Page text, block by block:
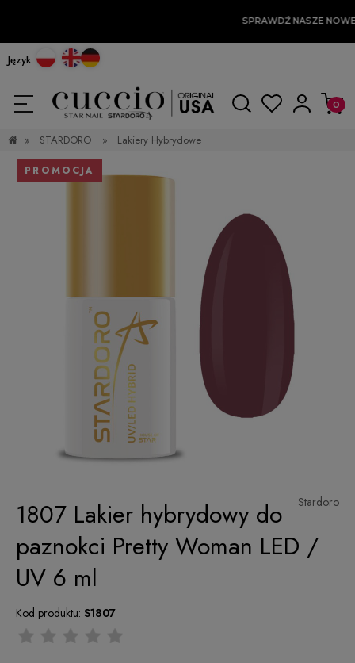
SPRAWDŹ NASZE
Język:
» STARDORO » Lakiery Hybrydowe
PROMOCJA
Stardoro
1807 Lakier hybrydowy do
paznokci Pretty Woman LED /
UV 6 ml
Kod produktu: S1807